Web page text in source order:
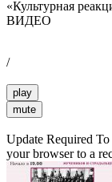
«Культурная
ВИДЕО
/
play
mute
Update Required To
your browser to a